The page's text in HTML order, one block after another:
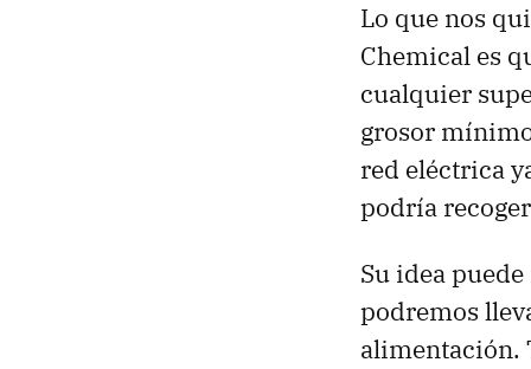
Lo que nos
Chemical es
cualquier
grosor
red eléctrica
podría
Su idea
podremos
alimentación.